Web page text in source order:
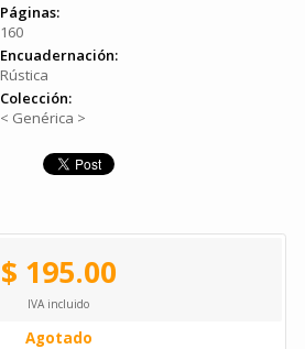
Páginas:
160
Encuadernación:
Rústica
Colección:
< Genérica >
$ 195.00
IVA incluido
Agotado